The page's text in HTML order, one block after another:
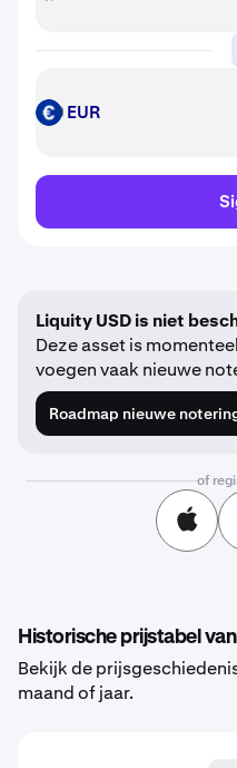
EUR EUR
Liquity USD is niet
Deze asset is
voegen vaak nieuwe
Roadmap nieuwe
of
Historische prijstabel van
Bekijk de
maand of jaar.